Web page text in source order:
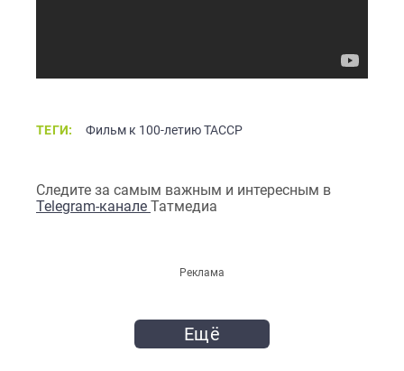
ТЕГИ: Фильм к 100-летию ТАССР
Следите за самым важным и интересным в
Telegram-канале Татмедиа
Реклама
Ещё